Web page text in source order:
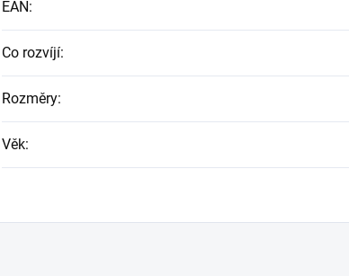
EAN:
Co rozvíjí:
Rozměry:
Věk: